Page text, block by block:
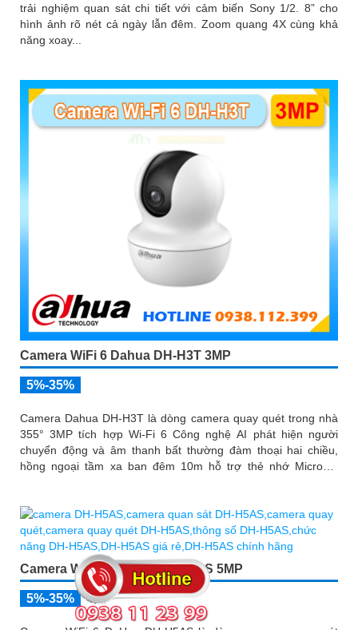
trải nghiệm quan sát chi tiết với cảm biến Sony 1/2. 8” cho
hình ảnh rõ nét cả ngày lẫn đêm. Zoom quang 4X cùng khả
năng xoay...
Camera WiFi 6 Dahua DH-H3T 3MP
5%-35%
Camera Dahua DH-H3T là dòng camera quay quét trong nhà
355° 3MP tích hợp Wi-Fi 6 Công nghệ AI phát hiện người
chuyển động và âm thanh bất thường đàm thoại hai chiều,
hồng ngoại tầm xa ban đêm 10m hỗ trợ thẻ nhớ MicroSD
Camera WiFi 6 DaHua DH-H5AS 5MP
5%-35%